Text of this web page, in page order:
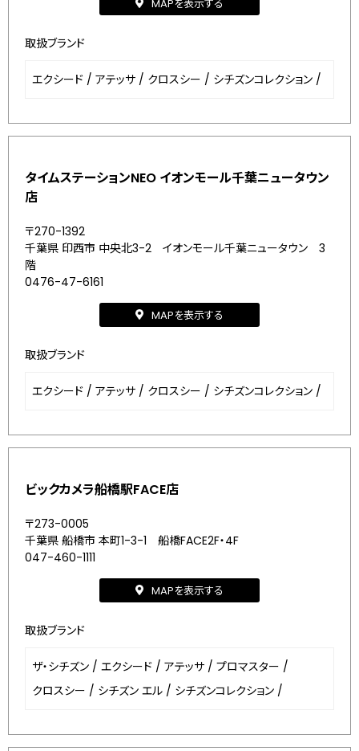
MAPを表示する
取扱ブランド
エクシード / アテッサ / クロスシー / シチズンコレクション /
タイムステーションNEO イオンモール千葉ニュータウン
店
〒270-1392
千葉県 印西市 中央北3-2 イオンモール千葉ニュータウン 3
階
0476-47-6161
MAPを表示する
取扱ブランド
エクシード / アテッサ / クロスシー / シチズンコレクション /
ビックカメラ船橋駅FACE店
〒273-0005
千葉県 船橋市 本町1-3-1 船橋FACE2F・4F
047-460-1111
MAPを表示する
取扱ブランド
ザ・シチズン / エクシード / アテッサ / プロマスター /
クロスシー / シチズン エル / シチズンコレクション /